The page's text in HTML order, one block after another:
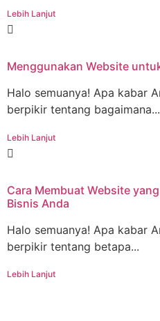
Lebih Lanjut
Menggunakan Website
Halo semuanya! Apa kabar
berpikir tentang bagaimana...
Lebih Lanjut
Cara Membuat Website
Bisnis Anda
Halo semuanya! Apa kabar
berpikir tentang betapa...
Lebih Lanjut